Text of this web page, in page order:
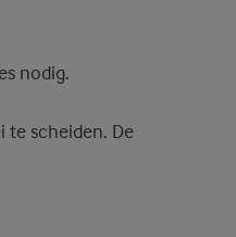
nodig.
te scheiden. De